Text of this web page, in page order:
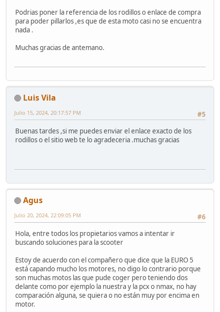
Podrias poner la referencia de los rodillos o enlace de compra
para poder pillarlos ,es que de esta moto casi no se encuentra
nada .
Muchas gracias de antemano.
Luis Vila
#5
Julio 15, 2024, 20:17:57 PM
Buenas tardes ,si me puedes enviar el enlace exacto de los
rodillos o el sitio web te lo agradeceria .muchas gracias
Agus
#6
Julio 20, 2024, 22:09:05 PM
Hola, entre todos los propietarios vamos a intentar ir
buscando soluciones para la scooter
Estoy de acuerdo con el compañero que dice que la EURO 5
está capando mucho los motores, no digo lo contrario porque
son muchas motos las que pude coger pero teniendo dos
delante como por ejemplo la nuestra y la pcx o nmax, no hay
comparación alguna, se quiera o no están muy por encima en
motor.